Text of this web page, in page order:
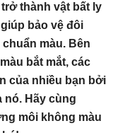
thành vật bất ly
bảo vệ đôi
màu. Bên
bắt mắt, các
của nhiều bạn bởi
Hãy cùng
môi không màu